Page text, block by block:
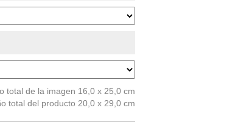
total de la imagen 16,0 x 25,0 cm
total del producto 20,0 x 29,0 cm